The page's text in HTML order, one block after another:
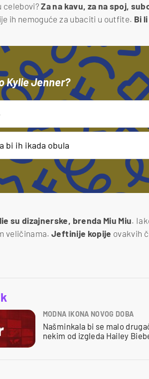
celebovi? Za na kavu, za na spoj,
ih nemoguće za ubaciti u outfite. Bi
Kylie Jenner?
bi ih ikada obula
bi ih ikada obula
su dizajnerske, brenda Miu Miu.
veličinama. Jeftinije kopije ovakvih
MODNA IKONA NOVOG DOBA
Našminkala bi se malo
nekim od izgleda Hailey